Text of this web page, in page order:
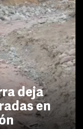
deja
en